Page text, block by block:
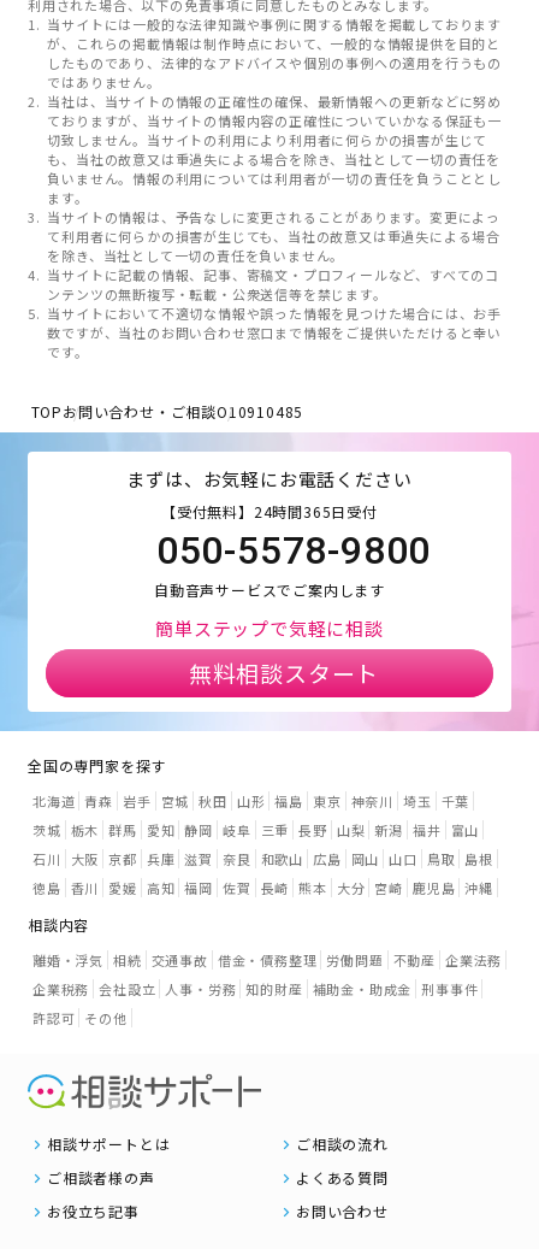
利用された場合、以下の免責事項に同意したものとみなします。
当サイトには一般的な法律知識や事例に関する情報を掲載しております
が、これらの掲載情報は制作時点において、一般的な情報提供を目的と
したものであり、法律的なアドバイスや個別の事例への適用を行うもの
ではありません。
当社は、当サイトの情報の正確性の確保、最新情報への更新などに努め
ておりますが、当サイトの情報内容の正確性についていかなる保証も一
切致しません。当サイトの利用により利用者に何らかの損害が生じて
も、当社の故意又は重過失による場合を除き、当社として一切の責任を
負いません。情報の利用については利用者が一切の責任を負うこととし
ます。
当サイトの情報は、予告なしに変更されることがあります。変更によっ
て利用者に何らかの損害が生じても、当社の故意又は重過失による場合
を除き、当社として一切の責任を負いません。
当サイトに記載の情報、記事、寄稿文・プロフィールなど、すべてのコ
ンテンツの無断複写・転載・公衆送信等を禁じます。
当サイトにおいて不適切な情報や誤った情報を見つけた場合には、お手
数ですが、当社のお問い合わせ窓口まで情報をご提供いただけると幸い
です。
TOPお問い合わせ・ご相談O10910485
まずは、お気軽にお電話ください
【受付無料】24時間365日受付
050-5578-9800
自動音声サービスでご案内します
簡単ステップで気軽に相談
無料相談スタート
全国の専門家を探す
北海道 青森 岩手 宮城 秋田 山形 福島 東京 神奈川 埼玉
千葉
茨城 栃木 群馬 愛知 静岡 岐阜 三重 長野 山梨 新潟 福井
富山
石川
大阪 京都 兵庫 滋賀 奈良 和歌山 広島 岡山 山口 鳥取
島根
徳島 香川 愛媛 高知 福岡 佐賀 長崎 熊本 大分 宮崎 鹿児島 沖縄
相談内容
離婚・浮気 相続 交通事故 借金・債務整理 労働問題 不動産 企業法務
企業税務 会社設立 人事・労務 知的財産 補助金・助成金 刑事事件
許認可 その他
相談サポートとは
ご相談の流れ
ご相談者様の声
よくある質問
お役立ち記事
お問い合わせ